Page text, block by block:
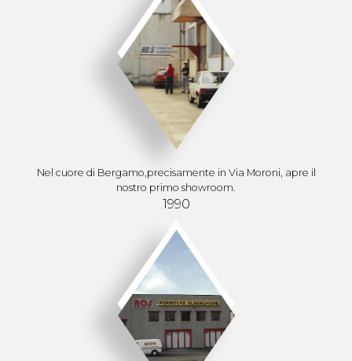
Nel cuore di Bergamo,precisamente in Via Moroni, apre il
nostro primo showroom.
1990